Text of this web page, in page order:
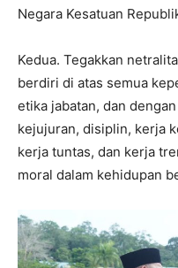
Negara Kesatuan
Kedua. Tegakkan
berdiri di atas semua
etika jabatan, dan
kejujuran, disiplin, kerja
kerja tuntas, dan kerja
moral dalam kehidupan